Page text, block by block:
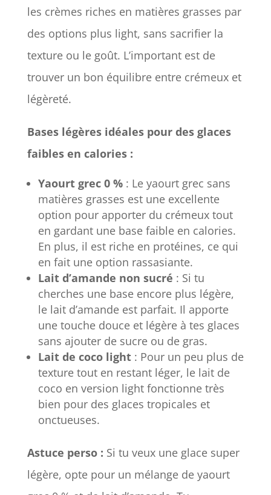
les crèmes riches en matières grasses par
des options plus light, sans sacrifier la
texture ou le goût. L’important est de
trouver un bon équilibre entre crémeux et
légèreté.
Bases légères idéales pour des glaces
faibles en calories :
Yaourt grec 0 %: Le yaourt grec sans
matières grasses est une excellente
option pour apporter du crémeux tout
en gardant une base faible en calories.
En plus, il est riche en protéines, ce qui
en fait une option rassasiante.
Lait d’amande non sucré : Si tu
cherches une base encore plus légère,
le lait d’amande est parfait. Il apporte
une touche douce et légère à tes glaces
sans ajouter de sucre ou de gras.
Lait de coco light: Pour un peu plus de
texture tout en restant léger, le lait de
coco en version light fonctionne très
bien pour des glaces tropicales et
onctueuses.
Astuce perso : Si tu veux une glace super
légère, opte pour un mélange de yaourt